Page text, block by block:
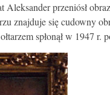
Aleksander przeniósł
znajduje się cudowny
spłonął w 1947 r.